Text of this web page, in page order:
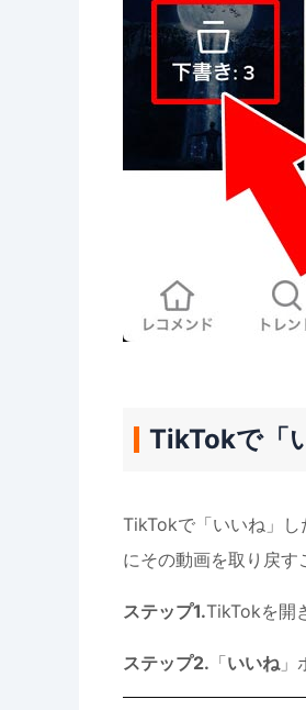
TikTokで「
TikTokで「いいね」
にその動画を取り戻す
ステップ1.TikTokを開
ステップ2. 「いいね」